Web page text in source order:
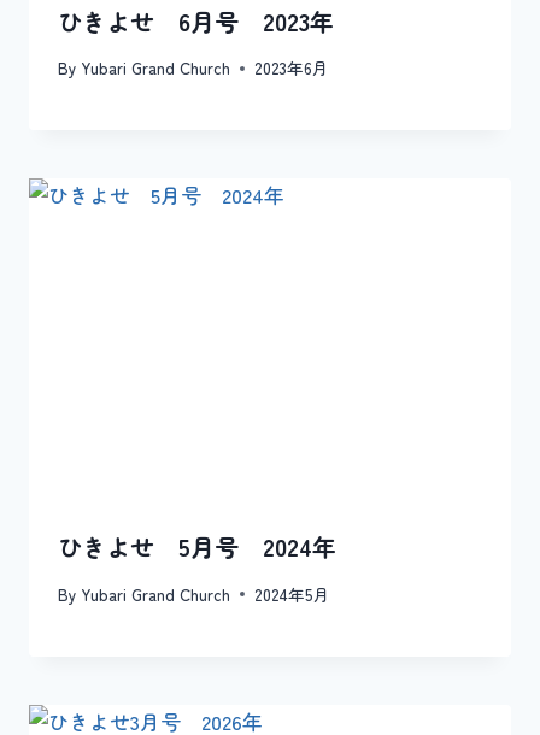
ひきよせ 6月号 2023年
By Yubari Grand Church 2023年6月
ひきよせ 5月号 2024年
By Yubari Grand Church 2024年5月